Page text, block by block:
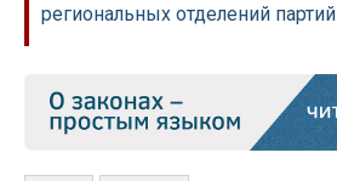
региональных отделений партий